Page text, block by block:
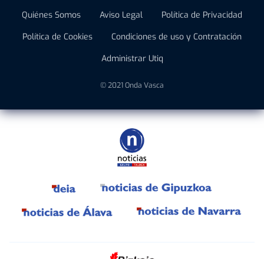
Quiénes Somos Aviso Legal
Política de Privacidad
Política de Cookies
Condiciones de uso y Contratación
Administrar Utiq
© 2021 Onda Vasca